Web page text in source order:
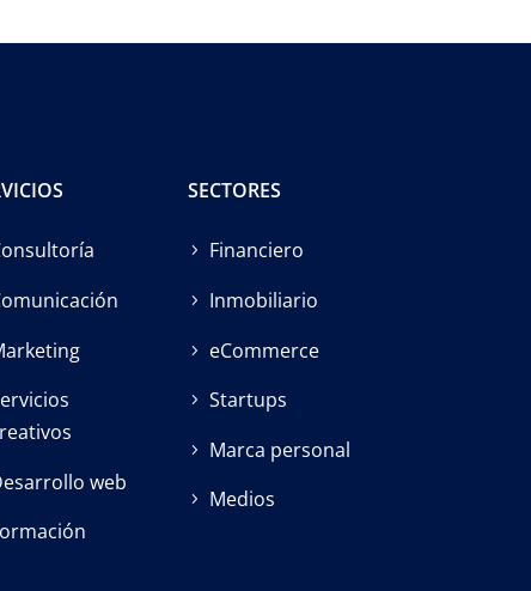
web
SECTORES
Financiero
Inmobiliario
eCommerce
Startups
Marca personal
Medios